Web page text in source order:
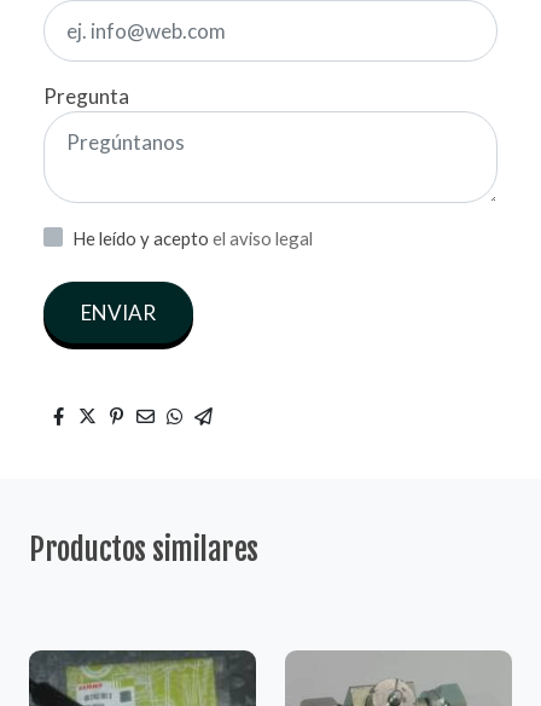
Pregunta
He leído y acepto el aviso legal
ENVIAR
Productos similares